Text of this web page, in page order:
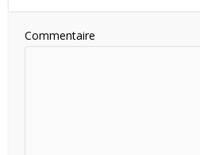
Commentaire